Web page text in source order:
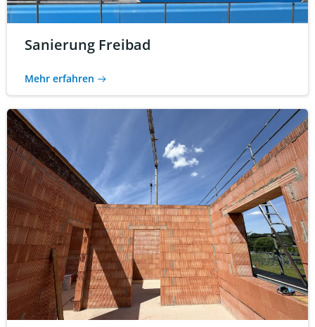
Sanierung Freibad
Mehr erfahren